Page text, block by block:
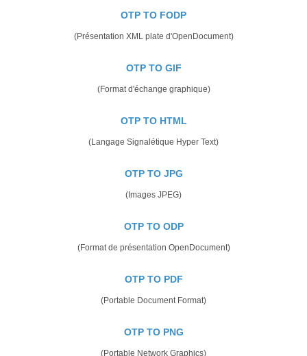
OTP TO FODP
(Présentation XML plate d'OpenDocument)
OTP TO GIF
(Format d'échange graphique)
OTP TO HTML
(Langage Signalétique Hyper Text)
OTP TO JPG
(Images JPEG)
OTP TO ODP
(Format de présentation OpenDocument)
OTP TO PDF
(Portable Document Format)
OTP TO PNG
(Portable Network Graphics)